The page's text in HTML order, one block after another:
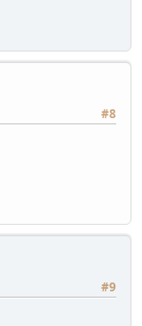
#8
#9